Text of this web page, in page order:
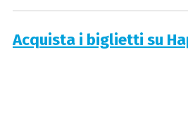
Acquista i biglietti su